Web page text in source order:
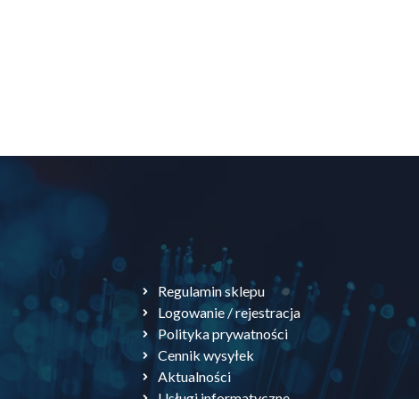
Regulamin sklepu
Logowanie / rejestracja
Polityka prywatności
Cennik wysyłek
Aktualności